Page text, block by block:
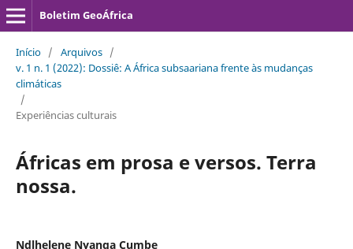
Boletim GeoÁfrica
Início / Arquivos /
v. 1 n. 1 (2022): Dossiê: A África subsaariana frente às mudanças
climáticas
/
Experiências culturais
Áfricas em prosa e versos. Terra
nossa.
Ndlhelene Nyanga Cumbe